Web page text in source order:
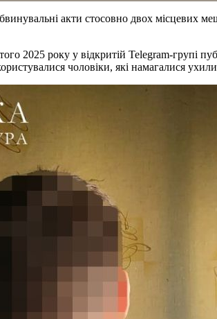
акти стосовно двох місцевих
2025 року у відкритій Telegram-групі
чоловіки, які намагалися